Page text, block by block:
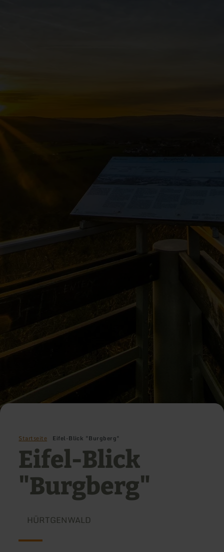
Startseite Eifel-Blick "Burgberg"
Eifel-Blick
"Burgberg"
HÜRTGENWALD